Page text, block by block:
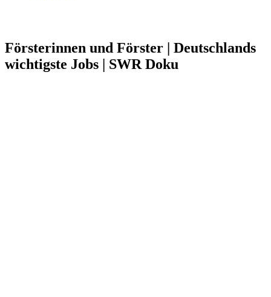
Försterinnen und Förster | Deutschlands
wichtigste Jobs | SWR Doku